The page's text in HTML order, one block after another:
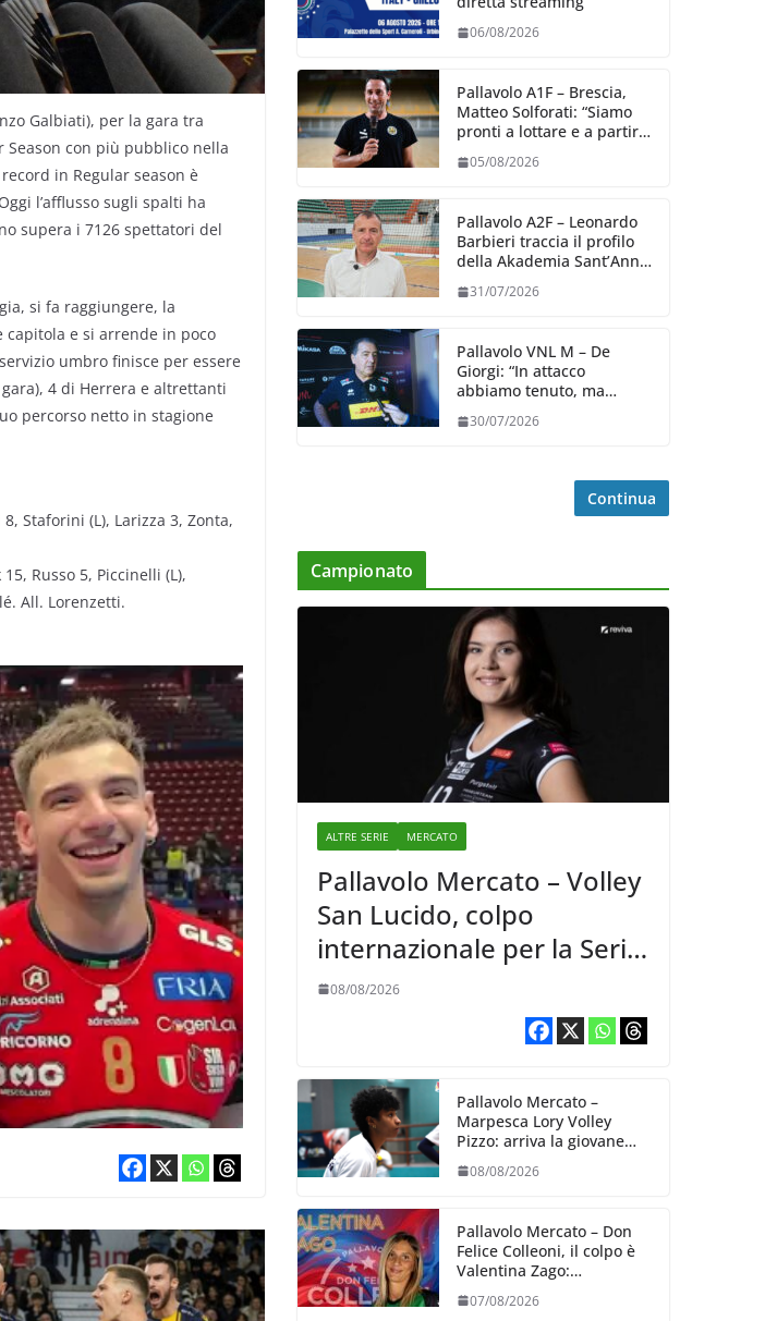
Galbiati), per la gara tra
Season con più pubblico nella
in Regular season è
l’afflusso sugli spalti ha
supera i 7126 spettatori del
si fa raggiungere, la
e si arrende in poco
umbro finisce per essere
4 di Herrera e altrettanti
percorso netto in stagione
Staforini (L), Larizza 3, Zonta,
Russo 5, Piccinelli (L),
All. Lorenzetti.
06/08/2026
Pallavolo A1F – Brescia,
Matteo Solforati: “Siamo
pronti a lottare e a partire
giorno”
05/08/2026
Pallavolo A2F – Leonardo
Barbieri traccia il profilo
della Akademia Sant’Anna
31/07/2026
Pallavolo VNL M – De
Giorgi: “In attacco
abbiamo tenuto, ma
dalla prestazione in
30/07/2026
Continua
Campionato
ALTRE SERIE MERCATO
Pallavolo Mercato – Volley
San Lucido, colpo
internazionale per la Serie
B2: arriva la schiacciatrice
lettone Kristine Teivane
08/08/2026
Pallavolo Mercato –
Marpesca Lory Volley
Pizzo: arriva la giovane
italo–brasiliana Any
Gabrielle Milano
08/08/2026
Pallavolo Mercato – Don
Felice Colleoni, il colpo è
Valentina Zago:
esperienza e oltre 5.000
punti al servizio di
07/08/2026